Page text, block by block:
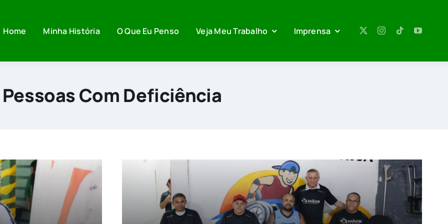
Home Minha História O Que Eu Penso Veja Meu Trabalho Imprensa
Pessoas Com Deficiência